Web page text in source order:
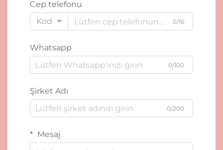
Cep telefonu
Kod
0/16
Whatsapp
0/100
Şirket Adı
0/200
Mesaj